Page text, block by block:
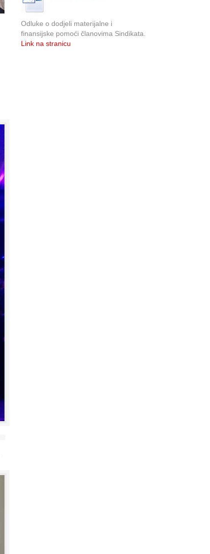
Odluke o dodjeli materijalne i
finansijske pomoći članovima Sindikata.
Link na stranicu